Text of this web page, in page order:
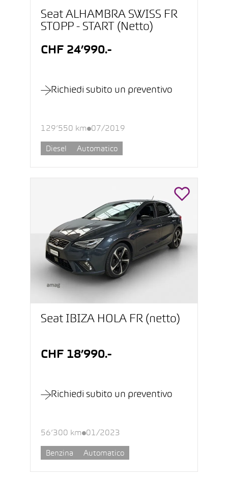
Seat ALHAMBRA SWISS FR
STOPP - START (Netto)
CHF 24’990.-
Richiedi subito un preventivo
129’550 km 07/2019
Diesel Automatico
Seat IBIZA HOLA FR (netto)
CHF 18’990.-
Richiedi subito un preventivo
56’300 km 01/2023
Benzina Automatico